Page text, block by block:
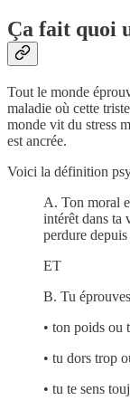
Ça fait quoi
Tout le monde
maladie où cette
monde vit du stress
est ancrée.
Voici la définition
A. Ton moral
intérêt dans ta
perdure
ET
B. Tu
• ton poids ou
• tu dors trop
• tu te sens